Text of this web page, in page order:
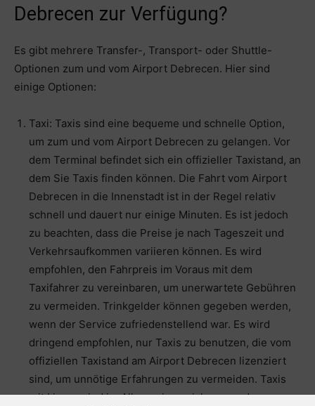
Debrecen zur Verfügung?
Es gibt mehrere Transfer-, Transport- oder Shuttle-
Optionen zum und vom Airport Debrecen. Hier sind
einige Optionen:
Taxi: Taxis sind eine bequeme und schnelle Option,
um zum und vom Airport Debrecen zu gelangen. Vor
dem Terminal befindet sich ein offizieller Taxistand, an
dem Sie Taxis finden können. Die Fahrt vom Airport
Debrecen in die Innenstadt ist in der Regel relativ
schnell und dauert nur einige Minuten. Es ist jedoch
zu beachten, dass die Preise je nach Tageszeit und
Verkehrsaufkommen variieren können. Es wird
empfohlen, den Fahrpreis im Voraus mit dem
Taxifahrer zu vereinbaren, um unerwartete Gebühren
zu vermeiden. Trinkgelder können gegeben werden,
wenn der Service zufriedenstellend war. Es wird
dringend empfohlen, nur Taxis zu benutzen, die vom
offiziellen Taxistand am Airport Debrecen lizenziert
sind, um unnötige Erfahrungen zu vermeiden. Taxis
mit Lizenz sind im Allgemeinen sicherer und